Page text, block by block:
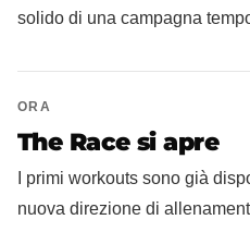
solido di una campagna
ORA
The Race si apre
I primi workouts sono già
nuova direzione di